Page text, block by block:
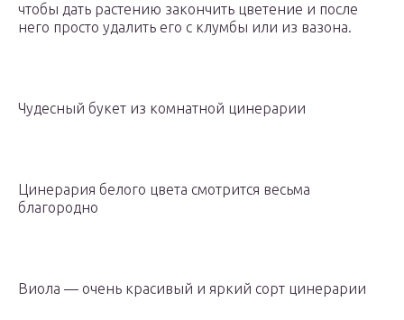
чтобы дать растению закончить цветение и после
него просто удалить его с клумбы или из вазона.
Чудесный букет из комнатной цинерарии
Цинерария белого цвета смотрится весьма
благородно
Виола — очень красивый и яркий сорт цинерарии